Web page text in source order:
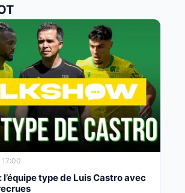
17:00
l’équipe type de Luis Castro avec